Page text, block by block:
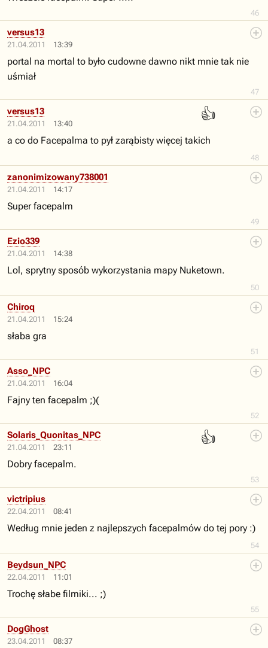
46
21.04.2011 13:39
47
versus13
portal na mortal to było cudowne dawno nikt mnie tak nie
uśmiał
21.04.2011 13:40
👍
48
versus13
a co do Facepalma to pył zarąbisty więcej takich
21.04.2011 14:17
49
zanonimizowany738001
Super facepalm
21.04.2011 14:38
50
Ezio339
Lol, sprytny sposób wykorzystania mapy Nuketown.
21.04.2011 15:24
51
Chiroq
słaba gra
21.04.2011 16:04
52
Asso_NPC
Fajny ten facepalm ;)(
21.04.2011 23:11
👍
53
Solaris_Quonitas_NPC
Dobry facepalm.
22.04.2011 08:41
54
victripius
Według mnie jeden z najlepszych facepalmów do tej pory :)
22.04.2011 11:01
55
Beydsun_NPC
Trochę słabe filmiki... ;)
23.04.2011 08:37
DogGhost